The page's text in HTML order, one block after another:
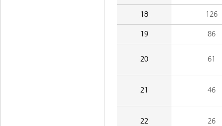
18 126
19 86
20 61
21 46
22 26